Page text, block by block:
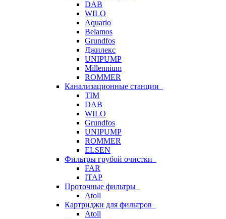
DAB
WILO
Aquario
Belamos
Grundfos
Джилекс
UNIPUMP
Millennium
ROMMER
Канализационные станции
TIM
DAB
WILO
Grundfos
UNIPUMP
ROMMER
ELSEN
Фильтры грубой очистки
FAR
ITAP
Проточные фильтры
Atoll
Картриджи для фильтров
Atoll